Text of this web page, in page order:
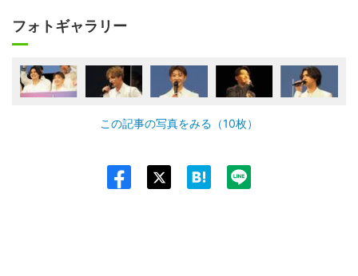
フォトギャラリー
この記事の写真をみる（10枚）